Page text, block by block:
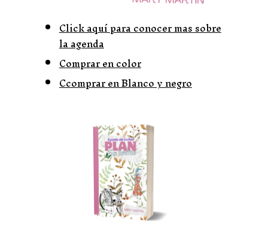
Click aquí para conocer mas sobre
la agenda
Comprar en color
Ccomprar en Blanco y negro